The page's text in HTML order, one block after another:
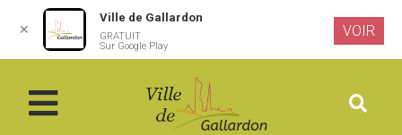
contenu
✕
Ville de Gallardon
GRATUIT
Sur Google Play
VOIR